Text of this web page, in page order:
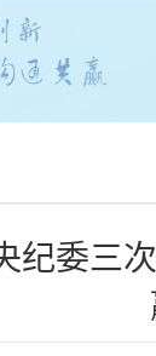
纪委三